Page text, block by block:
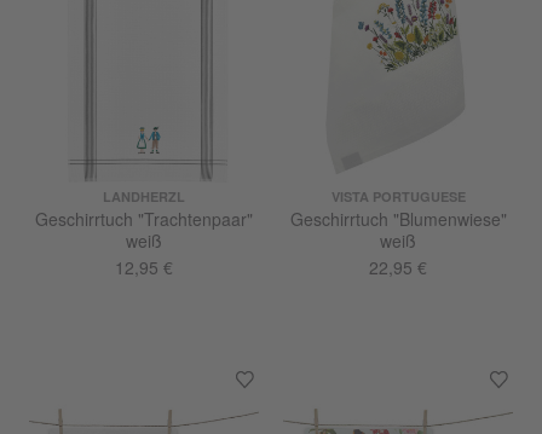
LANDHERZL
Geschirrtuch "Trachtenpaar"
weiß
12,95 €
VISTA PORTUGUESE
Geschirrtuch "Blumenwiese"
weiß
22,95 €